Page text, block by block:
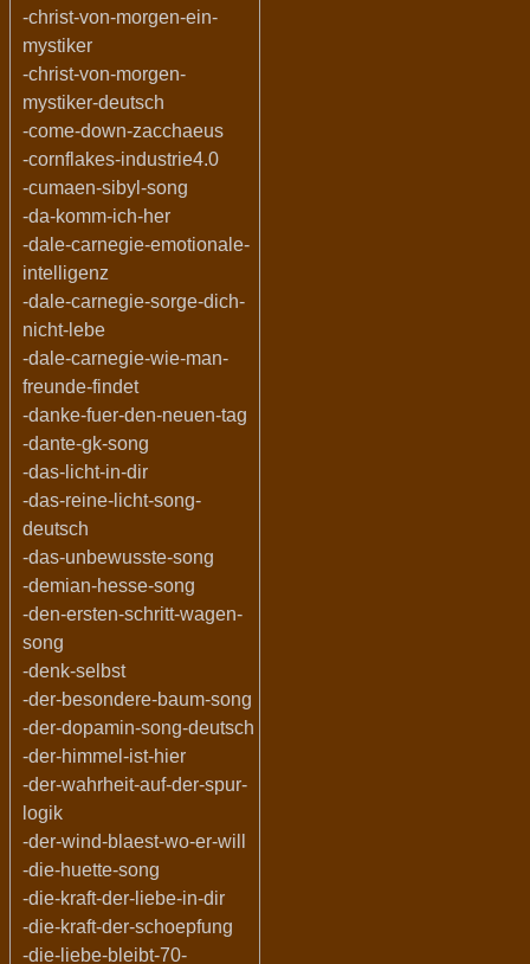
-christ-von-morgen-ein-
mystiker
-christ-von-morgen-
mystiker-deutsch
-come-down-zacchaeus
-cornflakes-industrie4.0
-cumaen-sibyl-song
-da-komm-ich-her
-dale-carnegie-emotionale-
intelligenz
-dale-carnegie-sorge-dich-
nicht-lebe
-dale-carnegie-wie-man-
freunde-findet
-danke-fuer-den-neuen-tag
-dante-gk-song
-das-licht-in-dir
-das-reine-licht-song-
deutsch
-das-unbewusste-song
-demian-hesse-song
-den-ersten-schritt-wagen-
song
-denk-selbst
-der-besondere-baum-song
-der-dopamin-song-deutsch
-der-himmel-ist-hier
-der-wahrheit-auf-der-spur-
logik
-der-wind-blaest-wo-er-will
-die-huette-song
-die-kraft-der-liebe-in-dir
-die-kraft-der-schoepfung
-die-liebe-bleibt-70-